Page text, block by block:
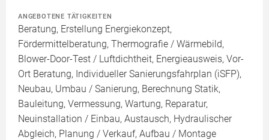
ANGEBOTENE TÄTIGKEITEN
Beratung, Erstellung Energiekonzept,
Fördermittelberatung, Thermografie / Wärmebild,
Blower-Door-Test / Luftdichtheit, Energieausweis, Vor-
Ort Beratung, Individueller Sanierungsfahrplan (iSFP),
Neubau, Umbau / Sanierung, Berechnung Statik,
Bauleitung, Vermessung, Wartung, Reparatur,
Neuinstallation / Einbau, Austausch, Hydraulischer
Abgleich, Planung / Verkauf, Aufbau / Montage